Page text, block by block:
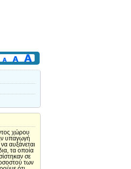
χώρου
υπαγωγή
αυξάνεται
τα οποία
σε
των